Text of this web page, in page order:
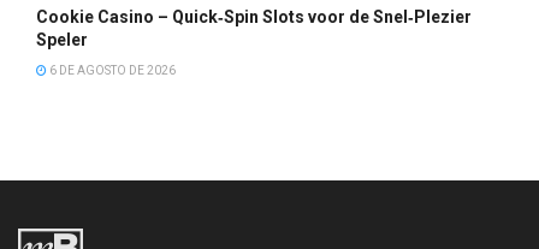
Cookie Casino – Quick‑Spin Slots voor de Snel‑Plezier
Speler
6 DE AGOSTO DE 2026